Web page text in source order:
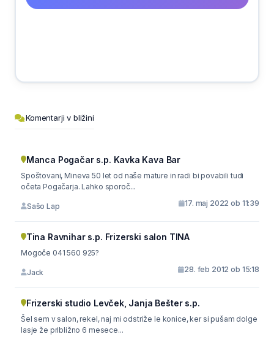
Komentarji v bližini
Manca Pogačar s.p. Kavka Kava Bar
Spoštovani, Mineva 50 let od naše mature in radi bi povabili tudi
očeta Pogačarja. Lahko sporoč...
Sašo Lap 17. maj 2022 ob 11:39
Tina Ravnihar s.p. Frizerski salon TINA
Mogoče 041 560 925?
Jack 28. feb 2012 ob 15:18
Frizerski studio Levček, Janja Bešter s.p.
Šel sem v salon, rekel, naj mi odstriže le konice, ker si pušam dolge
lasje že približno 6 mesece...